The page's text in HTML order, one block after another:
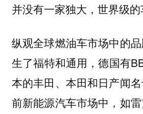
并没有一家独大，世界级的
纵观全球燃油车市场中的
生了福特和通用，德国有
本的丰田、本田和日产闻
前新能源汽车市场中，如